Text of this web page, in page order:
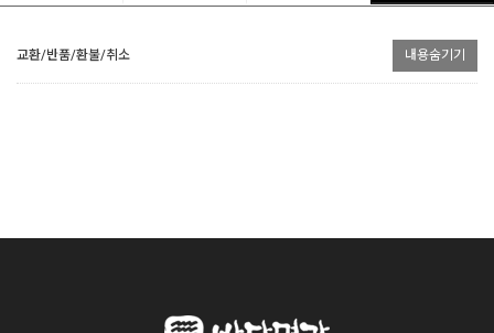
교환/반품/환불/취소 내용숨기기